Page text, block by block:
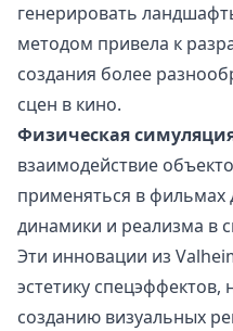
генерировать
методом привела к
создания более
сцен в кино.
Физическая
взаимодействие
применяться в
динамики и реализма в
Эти инновации из
эстетику
созданию визуальных